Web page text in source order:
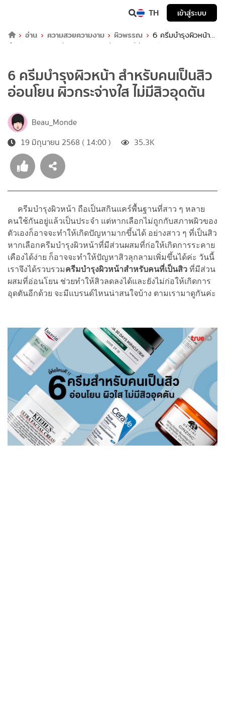
TH
เข้าสู่ระบบ
อ่าน
ความสวยความงาม ผิวพรรณ
6 ครีมบำรุงผิวหน้า
สำหรับคนเป็นสิว อ่อนโยน ผิวกระจ่างใส ไม่มีสิวอุดตัน
6 ครีมบำรุงผิวหน้า สำหรับคนเป็นสิว
อ่อนโยน ผิวกระจ่างใส ไม่มีสิวอุดตัน
Beau_Monde
19 มิถุนายน 2568 ( 14:00 )
35.3K
ครีมบำรุงผิวหน้า ถือเป็นสกินแคร์พื้นฐานที่สาว ๆ หลาย
คนใช้กันอยู่แล้วเป็นประจำ แต่หากเลือกไม่ถูกกับสภาพผิวของ
ตัวเองก็อาจจะทำให้เกิดปัญหามากขึ้นได้ อย่างสาว ๆ ที่เป็นสิว
หากเลือกครีมบำรุงผิวหน้าที่มีส่วนผสมที่ก่อให้เกิดการระคาย
เคืองได้ง่าย ก็อาจจะทำให้ปัญหาสิวลุกลามเพิ่มขึ้นได้ค่ะ วันนี้
เราจึงได้รวบรวมครีมบำรุงผิวหน้าสำหรับคนที่เป็นสิว ที่มีส่วน
ผสมที่อ่อนโยน ช่วยทำให้สิวลดลงได้และยังไม่ก่อให้เกิดการ
อุดตันอีกด้วย จะมีแบรนด์ไหนน่าสนใจบ้าง ตามเรามาดูกันค่ะ